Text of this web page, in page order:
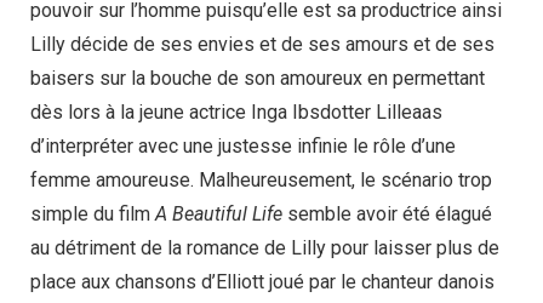
pouvoir sur l’homme puisqu’elle est sa productrice ainsi
Lilly décide de ses envies et de ses amours et de ses
baisers sur la bouche de son amoureux en permettant
dès lors à la jeune actrice Inga Ibsdotter Lilleaas
d’interpréter avec une justesse infinie le rôle d’une
femme amoureuse. Malheureusement, le scénario trop
simple du filmA Beautiful Life semble avoir été élagué
au détriment de la romance de Lilly pour laisser plus de
place aux chansons d’Elliott joué par le chanteur danois